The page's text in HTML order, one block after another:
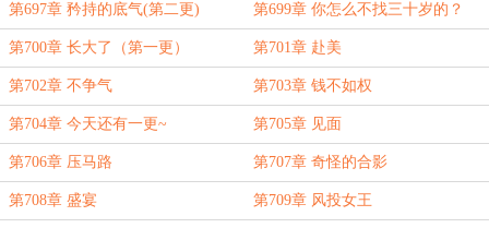
第697章 矜持的底气(第二更) 第699章 你怎么不找三十岁的？
（第二更）
第700章 长大了（第一更） 第701章 赴美
第702章 不争气 第703章 钱不如权
第704章 今天还有一更~ 第705章 见面
第706章 压马路 第707章 奇怪的合影
第708章 盛宴 第709章 风投女王